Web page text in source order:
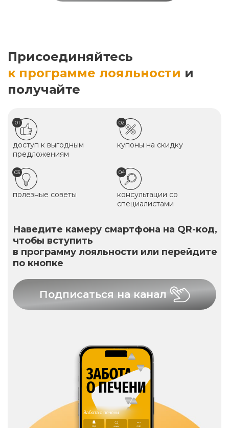
Присоединяйтесь
к программе лояльности и
получайте
01
доступ к выгодным
предложениям
02
купоны на скидку
03
полезные советы
04
консультации со
специалистами
Наведите камеру смартфона на QR-код,
чтобы вступить
в программу лояльности или перейдите
по кнопке
Подписаться на канал